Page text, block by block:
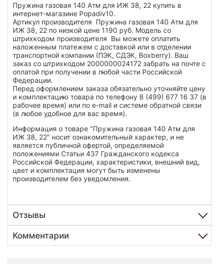
Пружина газовая 140 Атм для ИЖ 38, 22 купить в
интернет-магазине Popadiv10.
Артикул производителя Пружина газовая 140 Атм для
ИЖ 38, 22 по низкой цене 1190 руб. Модель со
штрихкодом производителя Вы можете оплатить
наложенным платежем с доставкой или в отделении
транспортной компании (ПЭК, СДЭК, Boxberry). Ваш
заказ со штрихкодом 2000000024172 забрать на почте с
оплатой при получении в любой части Российской
Федерации.
Перед оформлением заказа обязательно уточняйте цену
и комплектацию товара по телефону 8 (499) 677 16 37 (в
рабочее время) или по e-mail и системе обратной связи
(в любое удобное для вас время).
Информация о товаре "Пружина газовая 140 Атм для
ИЖ 38, 22" носит ознакомительный характер, и не
является публичной офертой, определяемой
положениями Статьи 437 Гражданского кодекса
Российской Федерации, характеристики, внешний вид,
цвет и комплектация могут быть изменены
производителем без уведомления.
Отзывы
Комментарии